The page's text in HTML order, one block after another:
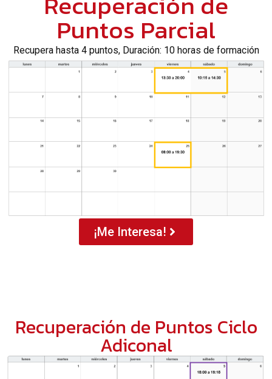
Puntos Parcial
Recupera hasta 4 puntos, Duración: 10 horas de formación
¡Me Interesa!
Recuperación de Puntos Ciclo
Adiconal